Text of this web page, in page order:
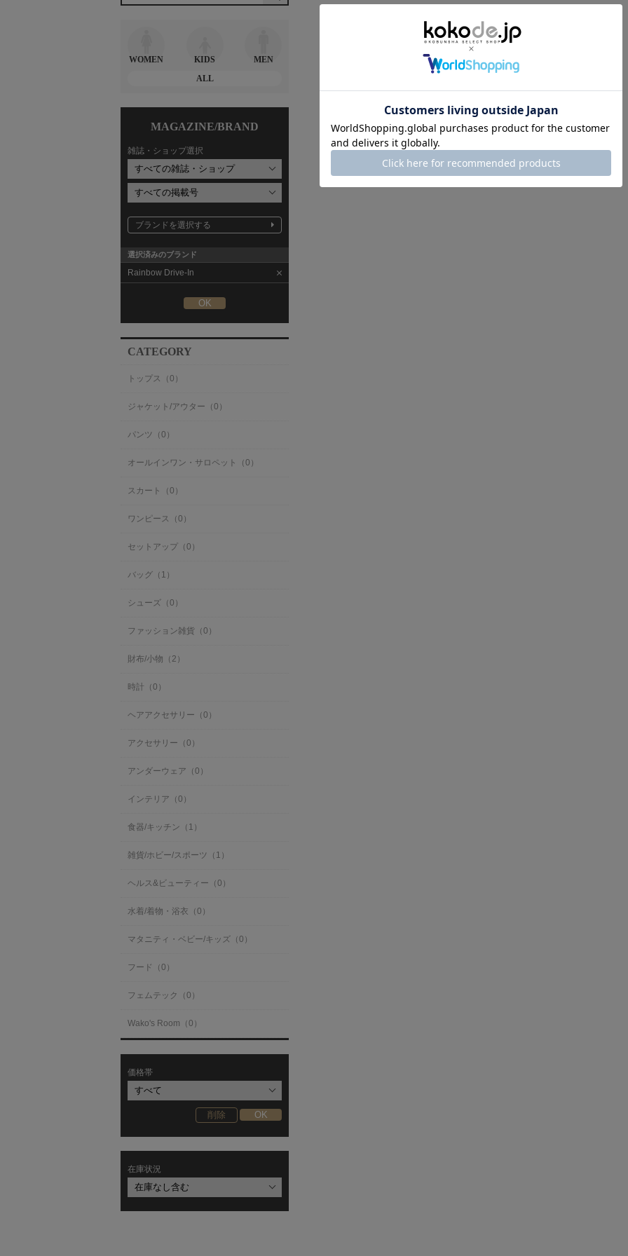
WOMEN KIDS
MEN
ALL
MAGAZINE/BRAND
雑誌・ショップ選択
ブランドを選択する
選択済みのブランド
Rainbow Drive-In
CATEGORY
トップス（0）
ジャケット/アウター（0）
パンツ（0）
オールインワン・サロペット（0）
スカート（0）
ワンピース（0）
セットアップ（0）
バッグ（1）
シューズ（0）
ファッション雑貨（0）
財布/小物（2）
時計（0）
ヘアアクセサリー（0）
アクセサリー（0）
アンダーウェア（0）
インテリア（0）
食器/キッチン（1）
雑貨/ホビー/スポーツ（1）
ヘルス&ビューティー（0）
水着/着物・浴衣（0）
マタニティ・ベビー/キッズ（0）
フード（0）
フェムテック（0）
Wako's Room（0）
価格帯
在庫状況